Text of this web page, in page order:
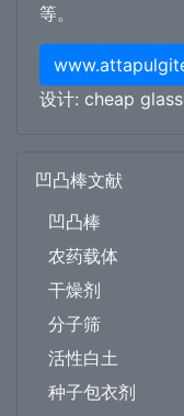
等。
设计: cheap
凹凸棒文献
凹凸棒
农药载体
干燥剂
分子筛
活性白土
种子包衣剂